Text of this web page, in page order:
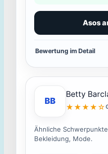
Asos
Bewertung im Detail
BB
Betty
★★★★☆
Ähnliche
Bekleidung, Mode.